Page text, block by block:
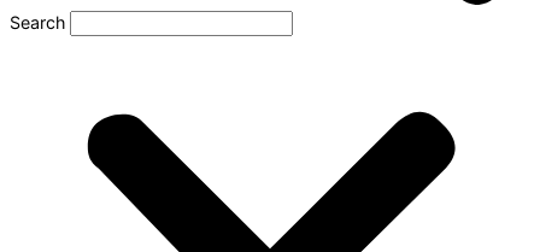
Search